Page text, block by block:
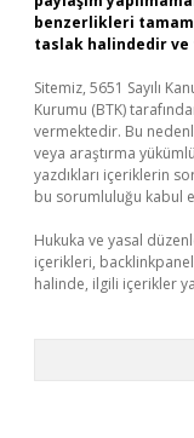
benzerlikleri
taslak halindedir ve
Sitemiz, 5651 Sayılı
Kurumu (BTK)
vermektedir. Bu
veya araştırma
yazdıkları içeriklerin
bu sorumluluğu kabul
Hukuka ve yasal
içerikleri,
halinde, ilgili içerikler